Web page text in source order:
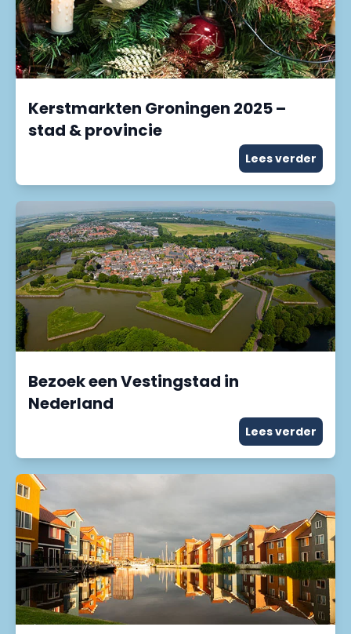
Kerstmarkten Groningen 2025 –
stad & provincie
Lees verder
Bezoek een Vestingstad in
Nederland
Lees verder